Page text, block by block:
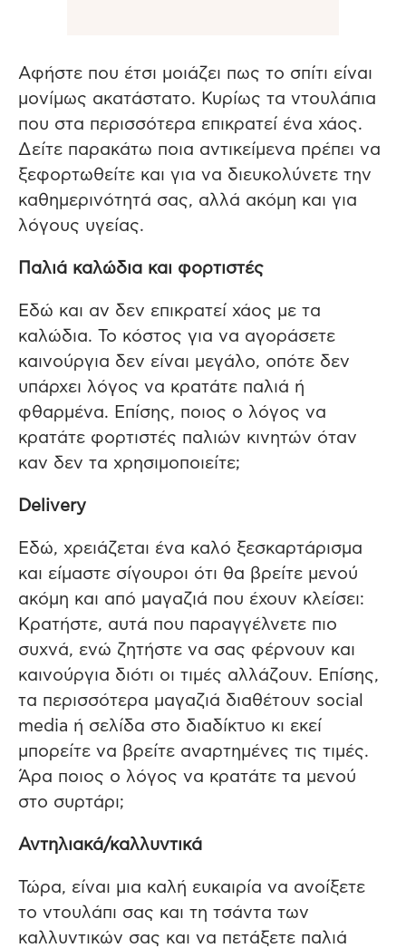
Αφήστε που έτσι μοιάζει πως το σπίτι είναι
μονίμως ακατάστατο. Κυρίως τα ντουλάπια
που στα περισσότερα επικρατεί ένα χάος.
Δείτε παρακάτω ποια αντικείμενα πρέπει να
ξεφορτωθείτε και για να διευκολύνετε την
καθημερινότητά σας, αλλά ακόμη και για
λόγους υγείας.
Παλιά καλώδια και φορτιστές
Εδώ και αν δεν επικρατεί χάος με τα
καλώδια. Το κόστος για να αγοράσετε
καινούργια δεν είναι μεγάλο, οπότε δεν
υπάρχει λόγος να κρατάτε παλιά ή
φθαρμένα. Επίσης, ποιος ο λόγος να
κρατάτε φορτιστές παλιών κινητών όταν
καν δεν τα χρησιμοποιείτε;
Delivery
Εδώ, χρειάζεται ένα καλό ξεσκαρτάρισμα
και είμαστε σίγουροι ότι θα βρείτε μενού
ακόμη και από μαγαζιά που έχουν κλείσει:
Κρατήστε, αυτά που παραγγέλνετε πιο
συχνά, ενώ ζητήστε να σας φέρνουν και
καινούργια διότι οι τιμές αλλάζουν. Επίσης,
τα περισσότερα μαγαζιά διαθέτουν social
media ή σελίδα στο διαδίκτυο κι εκεί
μπορείτε να βρείτε αναρτημένες τις τιμές.
Άρα ποιος ο λόγος να κρατάτε τα μενού
στο συρτάρι;
Αντηλιακά/καλλυντικά
Τώρα, είναι μια καλή ευκαιρία να ανοίξετε
το ντουλάπι σας και τη τσάντα των
καλλυντικών σας και να πετάξετε παλιά